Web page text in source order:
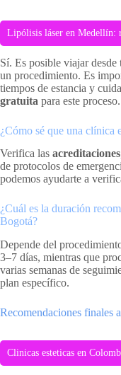
Lipólisis láser en Medellín:
Sí. Es posible viajar desde
un procedimiento. Es
tiempos de estancia y
gratuita para este proceso.
¿Cómo sé que una clínica
Verifica las acreditaciones
de protocolos de
podemos ayudarte a
¿Cuál es la duración
Bogotá?
Depende del
3–7 días, mientras que
varias semanas de
plan específico.
Recomendaciones finales
Clinicas esteticas en